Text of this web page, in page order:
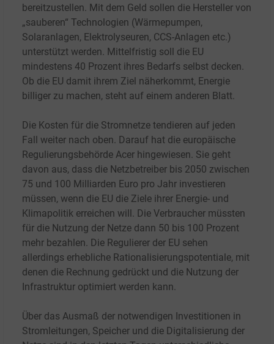
bereitzustellen. Mit dem Geld sollen die Hersteller von
„sauberen“ Technologien (Wärmepumpen,
Solaranlagen, Elektrolyseuren, CCS-Anlagen etc.)
unterstützt werden. Mittelfristig soll die EU
mindestens 40 Prozent ihres Bedarfs selbst decken.
Ob die EU damit ihrem Ziel näherkommt, Energie
billiger zu machen, steht auf einem anderen Blatt.
Die Kosten für die Stromnetze tendieren auf jeden
Fall weiter nach oben. Darauf hat die europäische
Regulierungsbehörde Acer hingewiesen. Sie geht
davon aus, dass die Netzbetreiber bis 2050 zwischen
75 und 100 Milliarden Euro pro Jahr investieren
müssen, wenn die EU die Ziele ihrer Energie- und
Klimapolitik erreichen will. Die Verbraucher müssten
für die Nutzung der Netze dann 50 bis 100 Prozent
mehr bezahlen. Die Regulierer der EU sehen
allerdings erhebliche Rationalisierungspotentiale, mit
denen die Rechnung gedrückt und die Nutzung der
Infrastruktur optimiert werden kann.
Über das Ausmaß der notwendigen Investitionen in
Stromleitungen, Speicher und die Digitalisierung der